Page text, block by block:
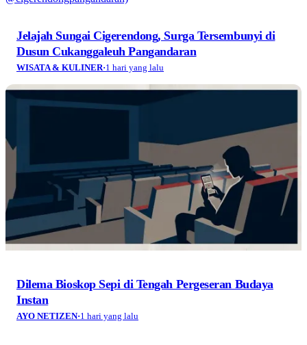
Jelajah Sungai Cigerendong, Surga Tersembunyi di
Dusun Cukanggaleuh Pangandaran
WISATA & KULINER·1 hari yang lalu
Dilema Bioskop Sepi di Tengah Pergeseran Budaya
Instan
AYO NETIZEN·1 hari yang lalu